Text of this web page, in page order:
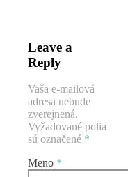
Leave a
Reply
Vaša e-mailová
adresa nebude
zverejnená.
Vyžadované polia
sú označené *
Meno *